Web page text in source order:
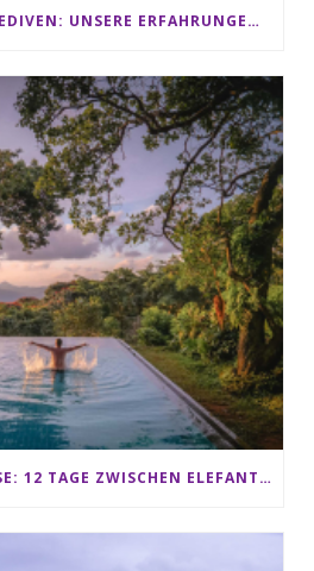
CLUB MED KANI MALEDIVEN: UNSERE ERFAHRUNGEN IM ALL-INCLUSIVE PARADIES
SRI LANKA RUNDREISE: 12 TAGE ZWISCHEN ELEFANTEN, TEEPLANTAGEN & STRAND ALS FAMILIE